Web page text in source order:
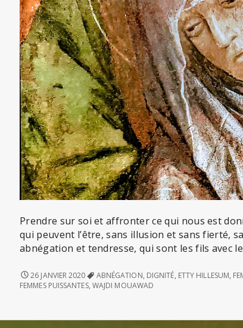
Prendre sur soi et affronter ce qui nous est
qui peuvent l’être, sans illusion et sans fierté,
abnégation et tendresse, qui sont les fils avec
FEMMES
PUISSANTES
26 JANVIER 2020 ABNÉGATION, DIGNITÉ, ETTY HILLESUM,
FEMMES PUISSANTES, WAJDI MOUAWAD